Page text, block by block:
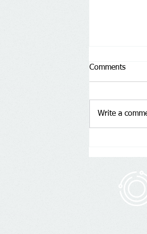
2022
Comments
Write a